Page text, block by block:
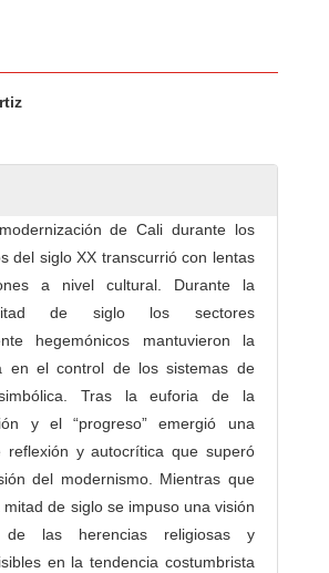
de Cali durante los
del siglo XX transcurrió con lentas
a nivel cultural. Durante la
de siglo los sectores
hegemónicos mantuvieron la
en el control de los sistemas de
Tras la euforia de la
y el “progreso” emergió una
reflexión y autocrítica que superó
del modernismo. Mientras que
de siglo se impuso una visión
de las herencias religiosas y
en la tendencia costumbrista